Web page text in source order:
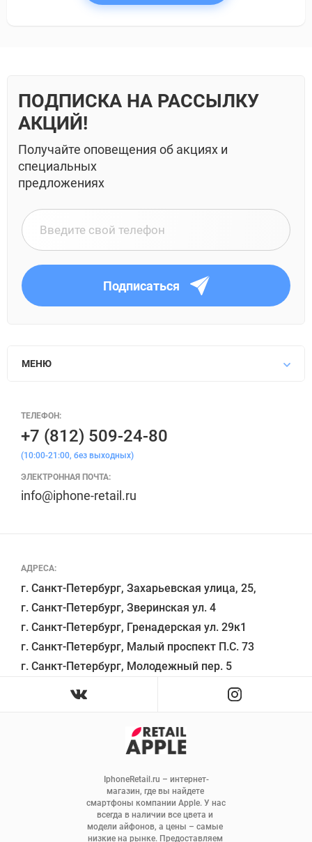
ПОДПИСКА НА РАССЫЛКУ
АКЦИЙ!
Получайте оповещения об акциях и
специальных
предложениях
Подписаться
IphoneRetail.ru – интернет-
магазин, где вы найдете
смартфоны компании Apple. У нас
всегда в наличии все цвета и
модели айфонов, а цены – самые
низкие на рынке. Предоставляем
МЕНЮ
АДРЕСА:
г. Санкт-Петербург, Захарьевская улица, 25,
г. Санкт-Петербург, Зверинская ул. 4
г. Санкт-Петербург, Гренадерская ул. 29к1
г. Санкт-Петербург, Малый проспект П.С. 73
ТЕЛЕФОН:
+7 (812) 509-24-80
(10:00-21:00, без выходных)
ЭЛЕКТРОННАЯ ПОЧТА:
info@iphone-retail.ru